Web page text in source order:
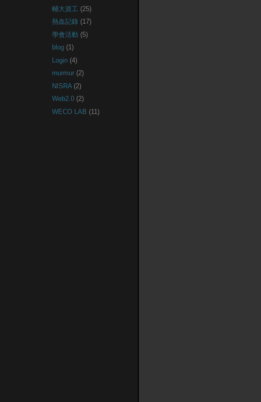
輔大資工 (25)
熱血記錄 (17)
學會活動 (5)
blog (1)
Login (4)
murmur (2)
NISRA (2)
Web2.0 (2)
WECO LAB (11)